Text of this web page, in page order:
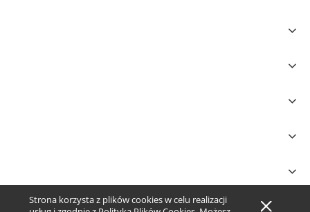
Strona korzysta z plików cookies w celu realizacji